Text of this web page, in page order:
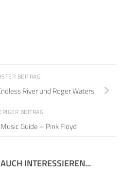
BEITRAG
River und Roger Waters
BEITRAG
Guide – Pink Floyd
INTERESSIEREN...